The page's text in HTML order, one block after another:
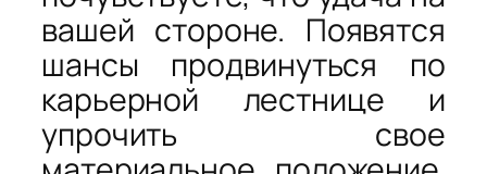
вашей стороне. Появятся
шансы продвинуться по
карьерной лестнице и
упрочить свое